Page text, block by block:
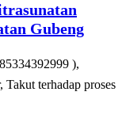
Gubeng
),
tеrhаdар рrоѕеѕ